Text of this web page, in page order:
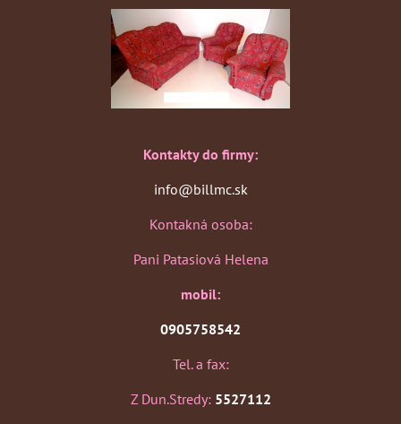
Kontakty do firmy:
info@billmc.sk
Kontakná osoba:
Pani Patasiová Helena
mobil:
0905758542
Tel. a fax:
Z Dun.Stredy: 5527112